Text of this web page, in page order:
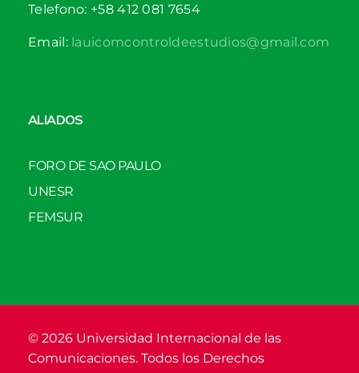
Telefono: +58 412 081 7654
Email:lauicomcontroldeestudios@gmail.com
ALIADOS
FORO DE SAO PAULO
UNESR
FEMSUR
© 2026 Universidad Internacional de las
Comunicaciones. Todos los Derechos